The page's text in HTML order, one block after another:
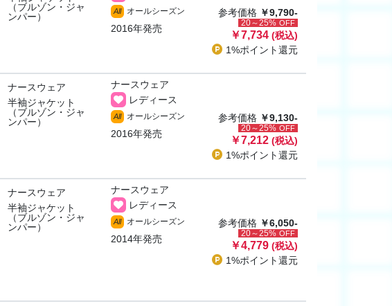
（ブルゾン・ジャ
ンパー）
All オールシーズン
2016年発売
参考価格 ￥9,790-
20～25% OFF
￥7,734 (税込)
1%ポイント還元
ナースウェア
半袖ジャケット
（ブルゾン・ジャ
ンパー）
ナースウェア
レディース
All オールシーズン
2016年発売
参考価格 ￥9,130-
20～25% OFF
￥7,212 (税込)
1%ポイント還元
ナースウェア
半袖ジャケット
（ブルゾン・ジャ
ンパー）
ナースウェア
レディース
All オールシーズン
2014年発売
参考価格 ￥6,050-
20～25% OFF
￥4,779 (税込)
1%ポイント還元